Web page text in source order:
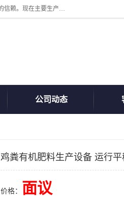
诸城汇泽机械有限公司是一家高新技术设备制造企业。公司坚持以高技术和，高服务于用户，以的环保机械制造设备赢的用户的信赖。现在主要生产死亡畜禽无害化处理和立式和卧式有机肥设备，搅拌机，烘干机，高温发酵机等。污水处理设备，固液分离机。气浮机，化制机等。公司秉承品质，用户至上，科技创新的经营理。
公司动态
鸡粪有机肥料生产设备 运行平
价格： 面议